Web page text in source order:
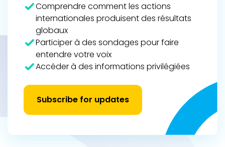
Comprendre comment les actions
internationales produisent des résultats
globaux
Participer à des sondages pour faire
entendre votre voix
Accéder à des informations privilégiées
Subscribe for updates